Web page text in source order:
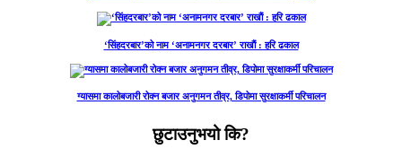
‘सिंहदरबार’को नाम ‘अनामनगर दरबार’ राखाैं : हरि ढकाल
ग्यासमा कालोबजारी रोक्न बजार अनुगमन तीव्र, डिपोमा सुरक्षाकर्मी परिचालन
छुटाउनुभयो कि?